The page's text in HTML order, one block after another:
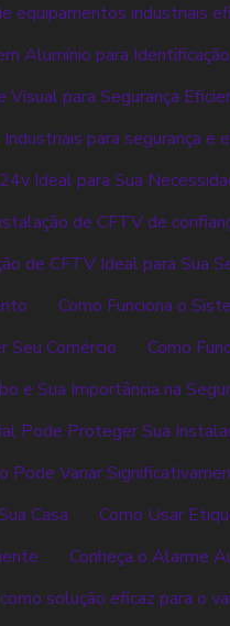
equipamentos industriais
Alumínio para
Visual para Segurança
para segurança e
Ideal para Sua
de CFTV de
de CFTV Ideal para Sua
Como Funciona o
Seu Comércio
Como
e Sua Importância na
Pode Proteger Sua
Pode Variar
Casa
Como Usar
Conheça o Alarme
solução eficaz para o